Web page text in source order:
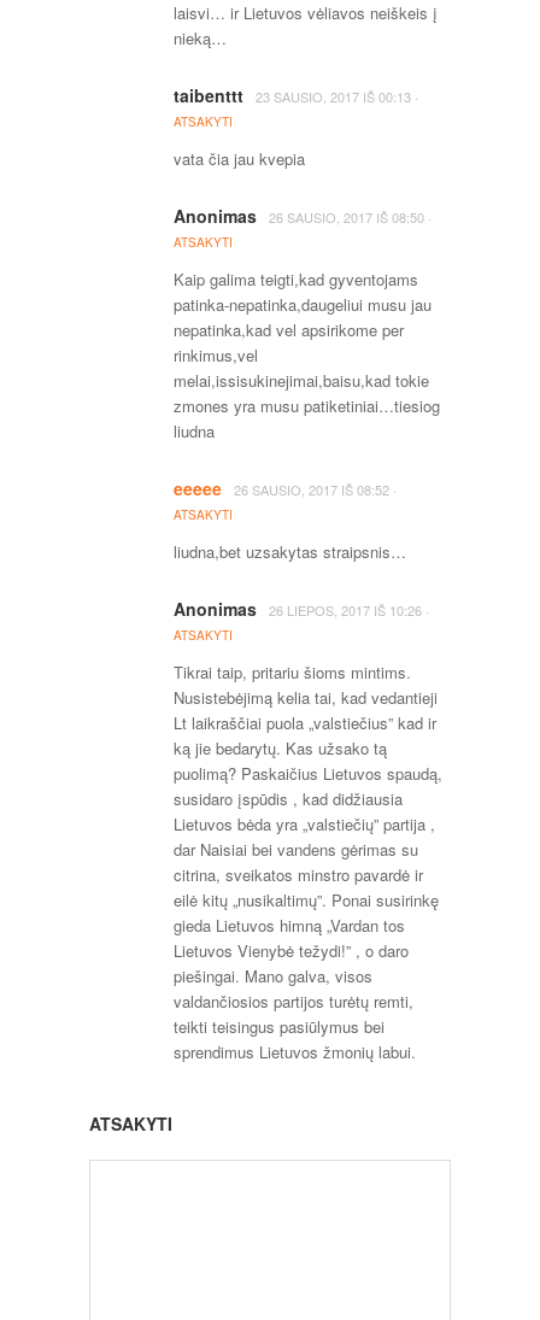
laisvi… ir Lietuvos vėliavos neiškeis į
nieką…
taibenttt 23 SAUSIO, 2017 IŠ00:13 ·
ATSAKYTI
vata čia jau kvepia
Anonimas 26 SAUSIO, 2017 IŠ08:50 ·
ATSAKYTI
Kaip galima teigti,kad gyventojams
patinka-nepatinka,daugeliui musu jau
nepatinka,kad vel apsirikome per
rinkimus,vel
melai,issisukinejimai,baisu,kad tokie
zmones yra musu patiketiniai…tiesiog
liudna
eeeee 26 SAUSIO, 2017 IŠ08:52 ·
ATSAKYTI
liudna,bet uzsakytas straipsnis…
Anonimas 26 LIEPOS, 2017 IŠ 10:26 ·
ATSAKYTI
Tikrai taip, pritariu šioms mintims.
Nusistebėjimą kelia tai, kad vedantieji
Lt laikraščiai puola „valstiečius” kad ir
ką jie bedarytų. Kas užsako tą
puolimą? Paskaičius Lietuvos spaudą,
susidaro įspūdis , kad didžiausia
Lietuvos bėda yra „valstiečių” partija ,
dar Naisiai bei vandens gėrimas su
citrina, sveikatos minstro pavardė ir
eilė kitų „nusikaltimų”. Ponai susirinkę
gieda Lietuvos himną „Vardan tos
Lietuvos Vienybė težydi!” , o daro
piešingai. Mano galva, visos
valdančiosios partijos turėtų remti,
teikti teisingus pasiūlymus bei
sprendimus Lietuvos žmonių labui.
ATSAKYTI